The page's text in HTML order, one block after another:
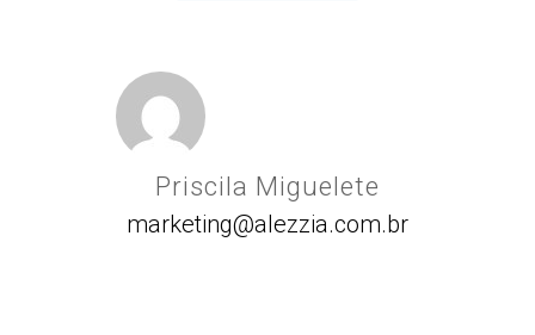
Priscila Miguelete
marketing@alezzia.com.br